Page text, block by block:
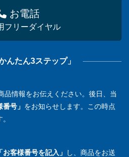
お電話
フリーダイヤル
んたん3ステップ」
品情報をお伝えください。後日、当
番号」 をお知らせします。この時点
「お客様番号を記入」
し、商品をお送